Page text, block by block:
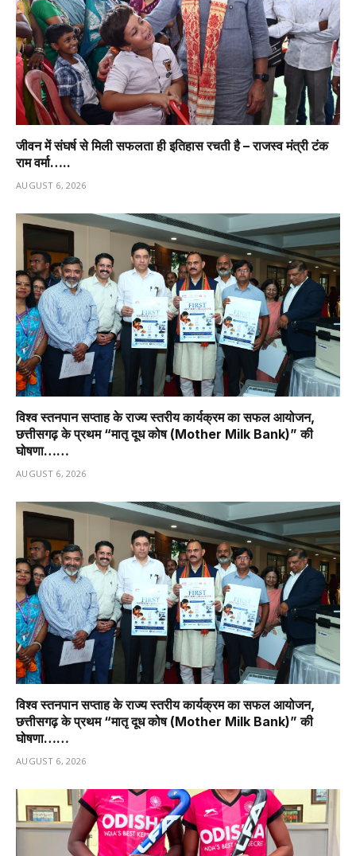
जीवन में संघर्ष से मिली सफलता ही इतिहास रचती है – राजस्व मंत्री टंक
राम वर्मा…..
AUGUST 6, 2026
विश्व स्तनपान सप्ताह के राज्य स्तरीय कार्यक्रम का सफल आयोजन,
छत्तीसगढ़ के प्रथम “मातृ दूध कोष (Mother Milk Bank)” की
घोषणा……
AUGUST 6, 2026
विश्व स्तनपान सप्ताह के राज्य स्तरीय कार्यक्रम का सफल आयोजन,
छत्तीसगढ़ के प्रथम “मातृ दूध कोष (Mother Milk Bank)” की
घोषणा……
AUGUST 6, 2026